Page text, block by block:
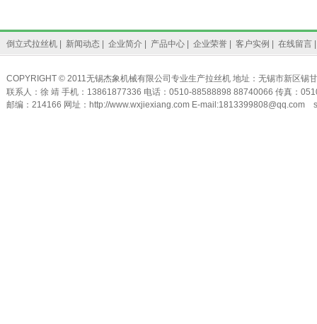
倒立式拉丝机 新闻动态 企业简介 产品中心 企业荣誉 客户实例 在线留言
COPYRIGHT © 2011无锡杰象机械有限公司专业生产拉丝机 地址：无锡市新区锡
联系人：徐 靖 手机：13861877336 电话：0510-88588898 88740066 传真：
邮编：214166 网址：http://www.wxjiexiang.com E-mail:1813399808@qq.com